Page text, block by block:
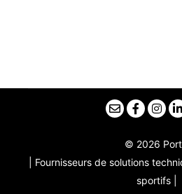
© 2026
| Fournisseurs de solutions
sportifs |